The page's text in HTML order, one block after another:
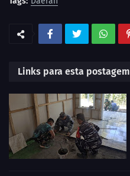
Links para esta postagem